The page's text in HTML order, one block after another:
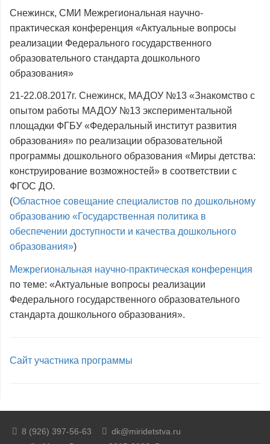
Снежинск, СМИ Межрегиональная научно-
практическая конференция «Актуальные вопросы
реализации Федерального государственного
образовательного стандарта дошкольного
образования»
21-22.08.2017г. Снежинск, МАДОУ №13 «Знакомство с
опытом работы МАДОУ №13 экспериментальной
площадки ФГБУ «Федеральный институт развития
образования» по реализации образовательной
программы дошкольного образования «Миры детства:
конструирование возможностей» в соответствии с
ФГОС ДО.
(Областное совещание специалистов по дошкольному
образованию «Государственная политика в
обеспечении доступности и качества дошкольного
образования»)
Межрегиональная научно-практическая конференция
по теме: «Актуальные вопросы реализации
Федерального государственного образовательного
стандарта дошкольного образования».
Сайт участника программы
8 (926) 397-56-63
dk@miridetstva.ru